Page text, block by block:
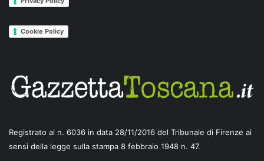
Cookie Policy
Registrato al n. 6036 in data 28/11/2016 del Tribunale di Firenze ai
sensi della legge sulla stampa 8 febbraio 1948 n. 47.